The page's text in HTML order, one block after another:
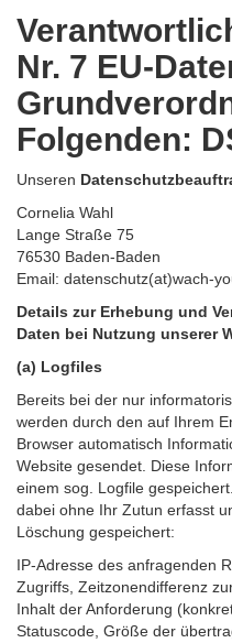
Nr. 7 EU-
Folgenden:
Unseren
Cornelia Wahl
Lange Straße 75
76530 Baden-Baden
Email: datenschutz(at)wach-
Details zur Erhebung und
Daten bei Nutzung unserer
(a) Logfiles
Bereits bei der nur
werden durch den auf Ihrem
Browser automatisch
Website gesendet. Diese
einem sog. Logfile
dabei ohne Ihr Zutun erfasst
Löschung gespeichert:
IP-Adresse des anfragenden
Zugriffs, Zeitzonendifferenz
Inhalt der Anforderung
Statuscode, Größe der